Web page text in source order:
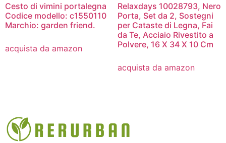
Cesto di vimini portalegna
Codice modello: c1550110
Marchio: garden friend.
acquista da amazon
Relaxdays 10028793, Nero
Porta, Set da 2, Sostegni
per Cataste di Legna, Fai
da Te, Acciaio Rivestito a
Polvere, 16 X 34 X 10 Cm
acquista da amazon